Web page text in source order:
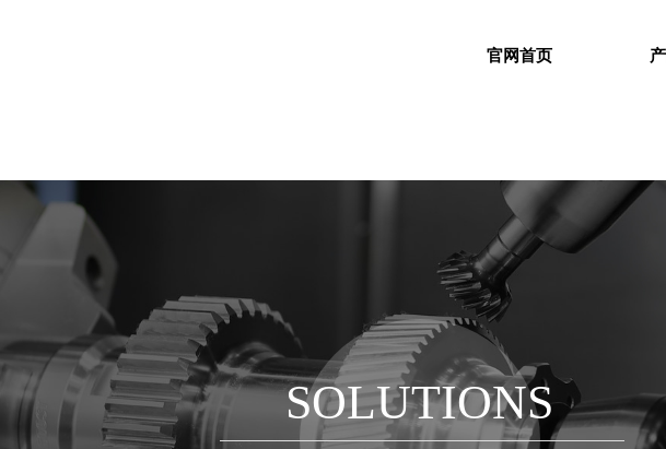
官网首页
SOLUTIONS